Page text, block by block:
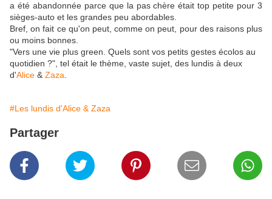
a été abandonnée parce que la pas chère était top petite pour 3
sièges-auto et les grandes peu abordables.
Bref, on fait ce qu'on peut, comme on peut, pour des raisons plus
ou moins bonnes.
"Vers une vie plus green. Quels sont vos petits gestes écolos au
quotidien ?", tel était le thème, vaste sujet, des lundis à deux
d'Alice & Zaza
#Les lundis d'Alice & Zaza
Partager